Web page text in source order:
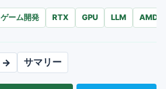
ゲーム開発 RTX GPU LLM AMD
→ サマリー